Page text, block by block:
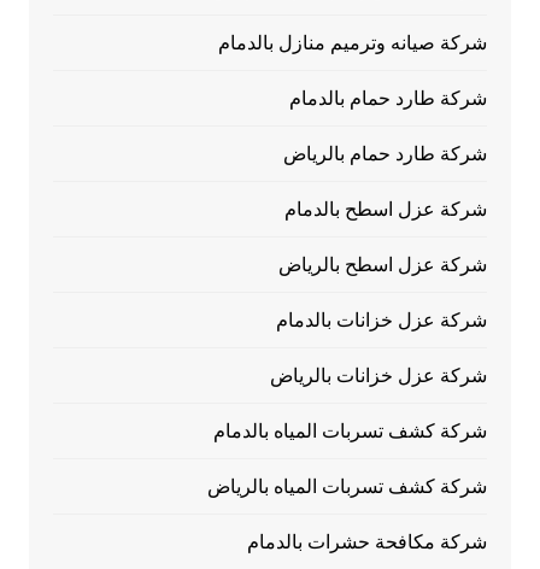
شركة صيانه وترميم منازل بالدمام
شركة طارد حمام بالدمام
شركة طارد حمام بالرياض
شركة عزل اسطح بالدمام
شركة عزل اسطح بالرياض
شركة عزل خزانات بالدمام
شركة عزل خزانات بالرياض
شركة كشف تسربات المياه بالدمام
شركة كشف تسربات المياه بالرياض
شركة مكافحة حشرات بالدمام